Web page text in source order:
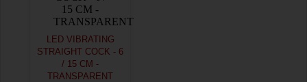
LED VIBRATING
STRAIGHT COCK - 6
/ 15 CM -
TRANSPARENT